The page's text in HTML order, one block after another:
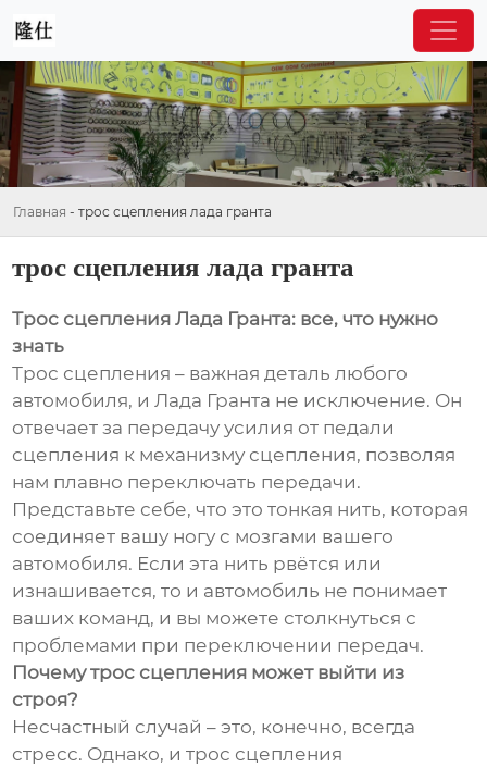
Главная - трос сцепления лада гранта
трос сцепления лада гранта
Трос сцепления Лада Гранта: все, что нужно
знать
Трос сцепления – важная деталь любого
автомобиля, и Лада Гранта не исключение. Он
отвечает за передачу усилия от педали
сцепления к механизму сцепления, позволяя
нам плавно переключать передачи.
Представьте себе, что это тонкая нить, которая
соединяет вашу ногу с мозгами вашего
автомобиля. Если эта нить рвётся или
изнашивается, то и автомобиль не понимает
ваших команд, и вы можете столкнуться с
проблемами при переключении передач.
Почему трос сцепления может выйти из
строя?
Несчастный случай – это, конечно, всегда
стресс. Однако, и трос сцепления